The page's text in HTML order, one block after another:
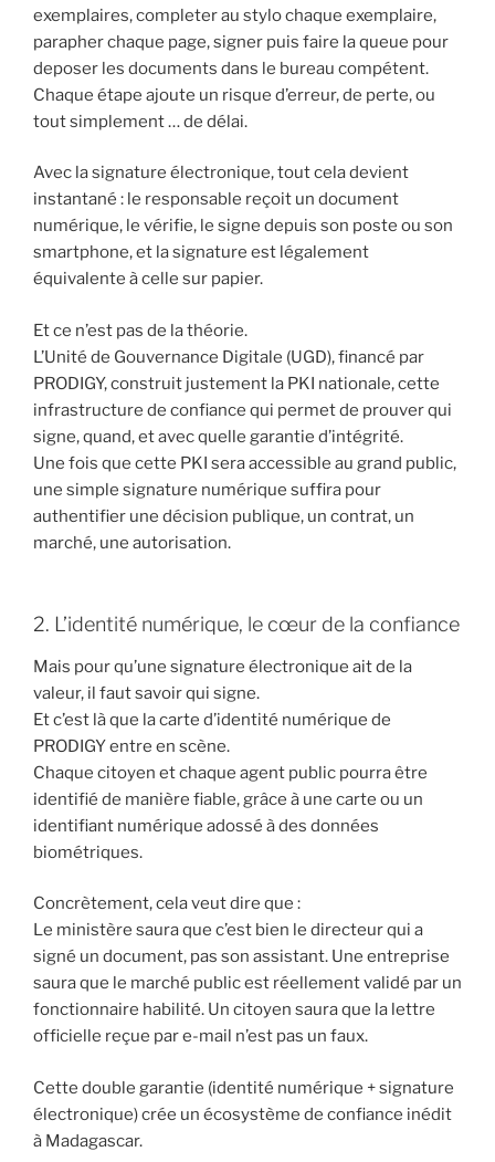
exemplaires, completer au stylo chaque exemplaire,
parapher chaque page, signer puis faire la queue pour
deposer les documents dans le bureau compétent.
Chaque étape ajoute un risque d’erreur, de perte, ou
tout simplement … de délai.
Avec la signature électronique, tout cela devient
instantané : le responsable reçoit un document
numérique, le vérifie, le signe depuis son poste ou son
smartphone, et la signature est légalement
équivalente à celle sur papier.
Et ce n’est pas de la théorie.
L’Unité de Gouvernance Digitale (UGD), financé par
PRODIGY, construit justement la PKI nationale, cette
infrastructure de confiance qui permet de prouver qui
signe, quand, et avec quelle garantie d’intégrité.
Une fois que cette PKI sera accessible au grand public,
une simple signature numérique suffira pour
authentifier une décision publique, un contrat, un
marché, une autorisation.
2. L’identité numérique, le cœur de la confiance
Mais pour qu’une signature électronique ait de la
valeur, il faut savoir qui signe.
Et c’est là que la carte d’identité numérique de
PRODIGY entre en scène.
Chaque citoyen et chaque agent public pourra être
identifié de manière fiable, grâce à une carte ou un
identifiant numérique adossé à des données
biométriques.
Concrètement, cela veut dire que :
Le ministère saura que c’est bien le directeur qui a
signé un document, pas son assistant. Une entreprise
saura que le marché public est réellement validé par un
fonctionnaire habilité. Un citoyen saura que la lettre
officielle reçue par e-mail n’est pas un faux.
Cette double garantie (identité numérique + signature
électronique) crée un écosystème de confiance inédit
à Madagascar.